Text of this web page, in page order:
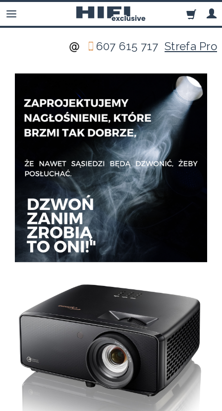
607 615 717Strefa Pro